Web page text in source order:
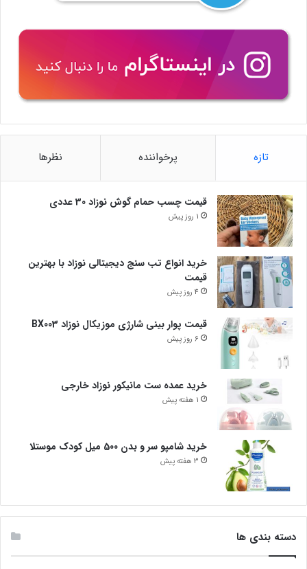
تازه پرخواننده نظرها
قیمت چسب حمام گوش نوزاد 30 عددی
1 روز پیش
خرید انواع تب سنج دیجیتالی نوزاد با بهترین
قیمت
4 روز پیش
قیمت پوار بینی شارژی موزیکال نوزاد BX003
6 روز پیش
خرید عمده ست مانیکور نوزاد خارجی
1 هفته پیش
خرید شامپو سر و بدن 500 میل کودک موستلا
3 هفته پیش
دسته بندی ها